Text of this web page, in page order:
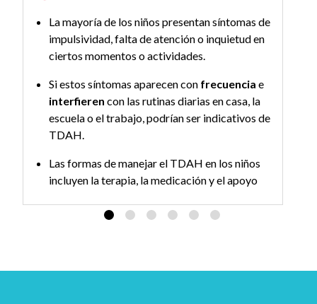
La mayoría de los niños presentan síntomas de
impulsividad, falta de atención o inquietud en
ciertos momentos o actividades.
Si estos síntomas aparecen con frecuencia e
interfieren con las rutinas diarias en casa, la
escuela o el trabajo, podrían ser indicativos de
TDAH.
Las formas de manejar el TDAH en los niños
incluyen la terapia, la medicación y el apoyo